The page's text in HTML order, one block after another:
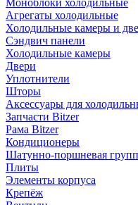
Моноблоки холодильные
Агрегаты холодильные
Холодильные камеры и
Сэндвич панели
Холодильные камеры
Двери
Уплотнители
Шторы
Аксессуары для
Запчасти Bitzer
Рама Bitzer
Кондиционеры
Шатунно-поршневая
Плиты
Элементы корпуса
Крепёж